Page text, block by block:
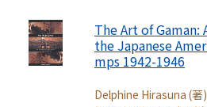
The Art of Gaman:
the Japanese
mps 1942-1946
Delphine Hirasuna (